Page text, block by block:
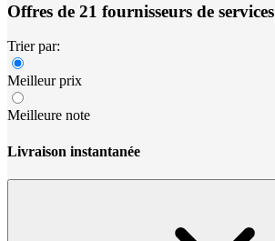
Offres de 21 fournisseurs de services
Trier par:
Meilleur prix
Meilleure note
Livraison instantanée